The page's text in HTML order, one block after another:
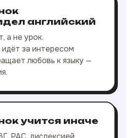
английский
а не урок.
за интересом
любовь к языку —
учится иначе